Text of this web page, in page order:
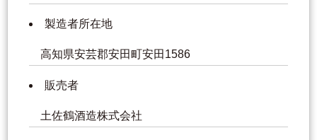
製造者所在地
高知県安芸郡安田町安田1586
販売者
土佐鶴酒造株式会社